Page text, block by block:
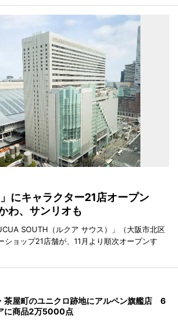
」にキャラクター21店オープン
わ、サンリオも
SOUTH（ルクア サウス）」（大阪市北区
ショップ21店舗が、11月より順次オープンす
茶屋町のユニクロ跡地にアルペン旗艦店 6
に商品2万5000点